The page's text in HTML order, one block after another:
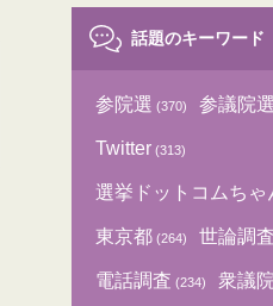
話題のキーワード
参院選 (370) 参議院
Twitter (313)
選挙ドットコムちゃ
東京都 (264) 世論調査
電話調査 (234) 衆議